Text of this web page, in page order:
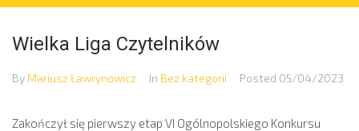
Wielka Liga Czytelników
By Mariusz Ławrynowicz In Bez kategorii Posted 05/04/2023
Zakończył się pierwszy etap VI Ogólnopolskiego Konkursu